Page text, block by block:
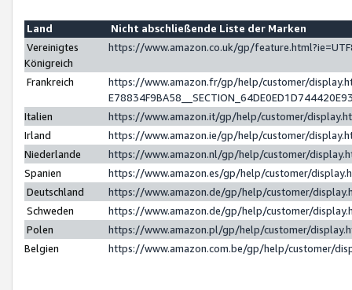
Land
Nicht abschließende Liste der Marken
Vereinigtes
Königreich
https://www.amazon.co.uk/gp/
Frankreich
https://www.amazon.fr/gp/help/customer/
Italien
https://www.amazon.it/gp/help/customer/
Irland
https://www.amazon.ie/gp/help/customer/
Niederlande
https://www.amazon.nl/gp/help/customer/
Spanien
https://www.amazon.es/gp/help/customer/
Deutschland
https://www.amazon.de/gp/help/customer/
Schweden
https://www.amazon.de/gp/help/customer/
Polen
https://www.amazon.pl/gp/help/customer/
Belgien
https://www.amazon.com.be/gp/help/customer/